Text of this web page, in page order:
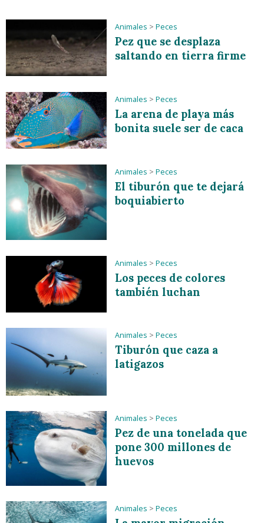
Animales > Peces
Pez que se desplaza
saltando en tierra firme
Animales > Peces
La arena de playa más
bonita suele ser de caca
Animales > Peces
El tiburón que te dejará
boquiabierto
Animales > Peces
Los peces de colores
también luchan
Animales > Peces
Tiburón que caza a
latigazos
Animales > Peces
Pez de una tonelada que
pone 300 millones de
huevos
Animales > Peces